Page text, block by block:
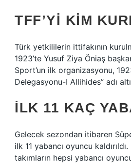
TFF’YI KIM
Türk yetkililerin ittifakının
1923’te Yusuf Ziya Öniaş
Sport’un ilk organizasyonu,
Delegasyonu-I Allihides” adı
İLK 11 KAÇ
Gelecek sezondan itibaren
ilk 11 yabancı oyuncu
takımların hepsi yabancı